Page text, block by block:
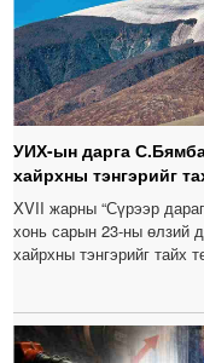
УИХ-ын дарга
хайрхны тэнгэрийг
XVII жарны “Сүрээр
хонь сарын 23-ны өлзий
хайрхны тэнгэрийг тайх